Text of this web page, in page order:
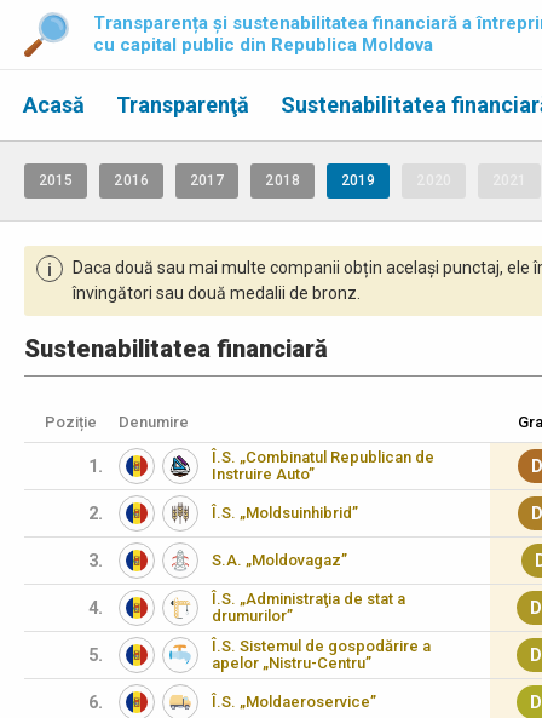
Transparența și sustenabilitatea financiară a
cu capital public din Republica Moldova
Acasă Transparenţă Sustenabilitatea
2015 2016 2017 2018 2019
i
Daca două sau mai multe companii obțin același punctaj,
învingători sau două medalii de bronz.
Sustenabilitatea financiară
Poziție Denumire
1.
Î.S. „Combinatul Republican de
Instruire Auto”
2. Î.S. „Moldsuinhibrid”
3. S.A. „Moldovagaz”
4.
Î.S. „Administraţia de stat a
drumurilor”
5.
Î.S. Sistemul de gospodărire a
apelor „Nistru-Centru”
6. Î.S. „Moldaeroservice”